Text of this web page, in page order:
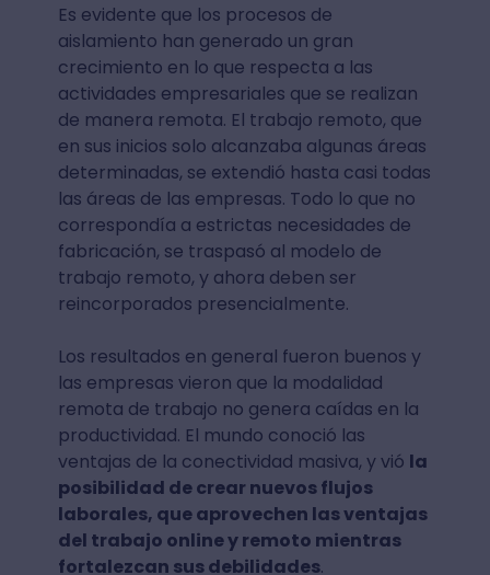
Es evidente que los procesos de
aislamiento han generado un gran
crecimiento en lo que respecta a las
actividades empresariales que se realizan
de manera remota. El trabajo remoto, que
en sus inicios solo alcanzaba algunas áreas
determinadas, se extendió hasta casi todas
las áreas de las empresas. Todo lo que no
correspondía a estrictas necesidades de
fabricación, se traspasó al modelo de
trabajo remoto, y ahora deben ser
reincorporados presencialmente.
Los resultados en general fueron buenos y
las empresas vieron que la modalidad
remota de trabajo no genera caídas en la
productividad. El mundo conoció las
ventajas de la conectividad masiva, y vió la
posibilidad de crear nuevos flujos
laborales, que aprovechen las ventajas
del trabajo online y remoto mientras
fortalezcan sus debilidades.